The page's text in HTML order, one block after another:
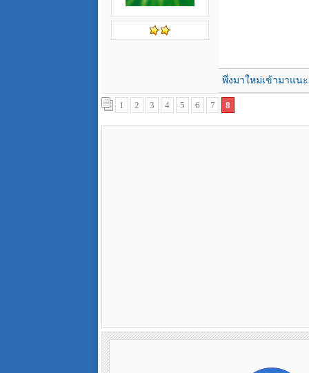
พึ่งมาใหม่เข้ามาแน
1 2 3 4 5 6 7 8